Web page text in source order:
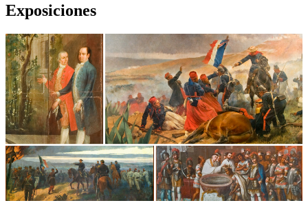
Exposiciones